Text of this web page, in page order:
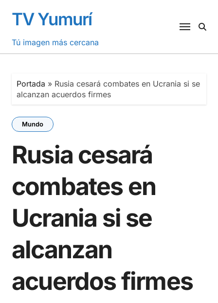
contenido
TV Yumurí
Tú imagen más cercana
Portada » Rusia cesará combates en Ucrania si se
alcanzan acuerdos firmes
Mundo
Rusia cesará
combates en
Ucrania si se
alcanzan
acuerdos firmes